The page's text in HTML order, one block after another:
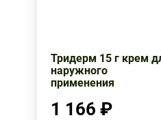
Тридерм 15 г крем
наружного
применения
1 166 ₽